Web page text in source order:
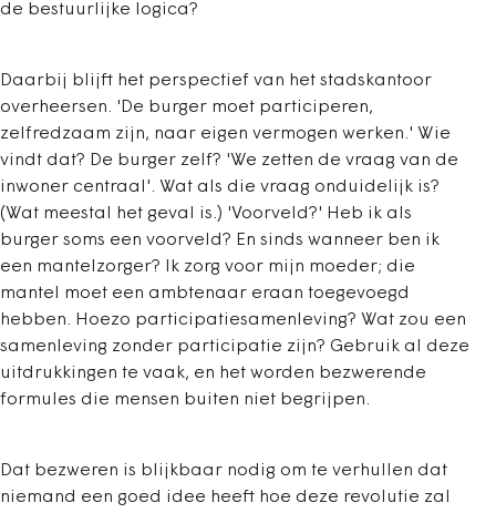
de bestuurlijke logica?
Daarbij blijft het perspectief van het stadskantoor
overheersen. 'De burger moet participeren,
zelfredzaam zijn, naar eigen vermogen werken.' Wie
vindt dat? De burger zelf? 'We zetten de vraag van de
inwoner centraal'. Wat als die vraag onduidelijk is?
(Wat meestal het geval is.) 'Voorveld?' Heb ik als
burger soms een voorveld? En sinds wanneer ben ik
een mantelzorger? Ik zorg voor mijn moeder; die
mantel moet een ambtenaar eraan toegevoegd
hebben. Hoezo participatiesamenleving? Wat zou een
samenleving zonder participatie zijn? Gebruik al deze
uitdrukkingen te vaak, en het worden bezwerende
formules die mensen buiten niet begrijpen.
Dat bezweren is blijkbaar nodig om te verhullen dat
niemand een goed idee heeft hoe deze revolutie zal